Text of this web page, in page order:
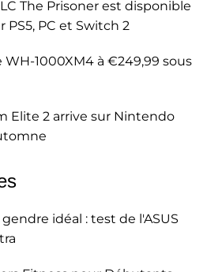
The Prisoner est disponible
PC et Switch 2
WH-1000XM4 à €249,99 sous
Elite 2 arrive sur Nintendo
idéal : test de l'ASUS